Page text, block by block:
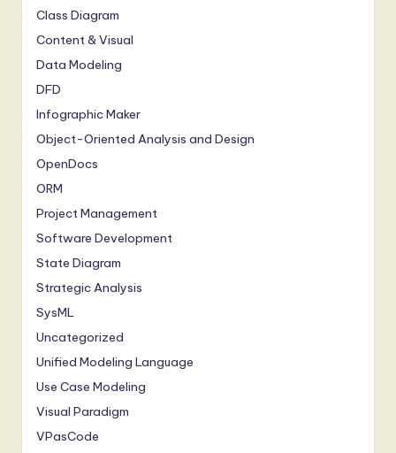
Class Diagram
Content & Visual
Data Modeling
DFD
Infographic Maker
Object-Oriented Analysis and Design
OpenDocs
ORM
Project Management
Software Development
State Diagram
Strategic Analysis
SysML
Uncategorized
Unified Modeling Language
Use Case Modeling
Visual Paradigm
VPasCode